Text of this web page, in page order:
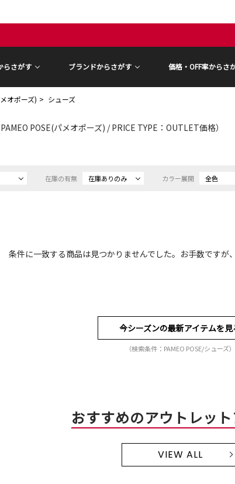
らさがす ブランドからさがす 価格・OFF率からさ
オポーズ) シューズ
PAMEO POSE(パメオポーズ) / PRICE TYPE：OUTLET価格）
在庫の有無 在庫ありのみ カラー展開 全色
条件に一致する商品は見つかりませんでした。お手数ですが
今シーズンの最新アイテムを見
（検索条件：PAMEO POSE/シューズ）
おすすめのアウトレッ
VIEW ALL